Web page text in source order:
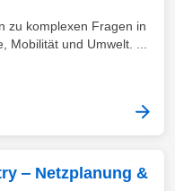
zu komplexen Fragen in
Mobilität und Umwelt. ...
‒ Netzplanung &